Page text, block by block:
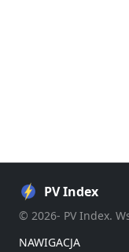
PV Index
© 2026- PV Index.
NAWIGACJA